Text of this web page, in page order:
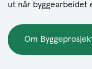
ut når byggearbeidet
Om